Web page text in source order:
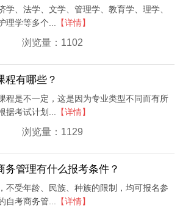
学、法学、文学、管理学、教育学、理学、
理学等多个...
【详情】
浏览量：1102
程有哪些？
程是不一定，这是因为专业类型不同而有所
据考试计划...
【详情】
浏览量：1129
务管理有什么报考条件？
不受年龄、民族、种族的限制，均可报名参
自考商务管...
【详情】